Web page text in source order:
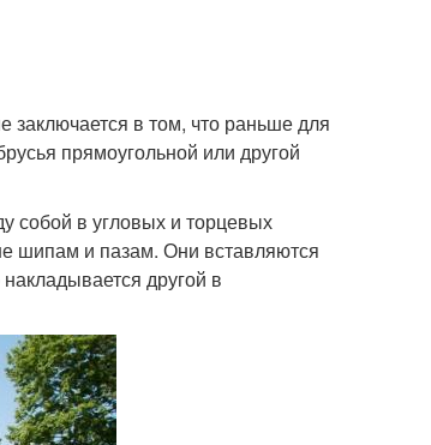
заключается в том, что раньше для
прямоугольной или другой
собой в угловых и торцевых
шипам и пазам. Они вставляются
другой в